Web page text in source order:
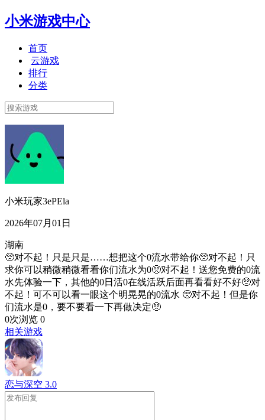
小米游戏中心
首页
云游戏
排行
分类
小米玩家3ePEla
2026年07月01日
湖南
🥺对不起！只是只是……想把这个0流水带给你🥺对不起！只
求你可以稍微稍微看看你们流水为0🥺对不起！送您免费的0流
水先体验一下，其他的0日活0在线活跃后面再看看好不好🥺对
不起！可不可以看一眼这个明晃晃的0流水 🥺对不起！但是你
们流水是0，要不要看一下再做决定🥺
0次浏览 0
相关游戏
恋与深空 3.0